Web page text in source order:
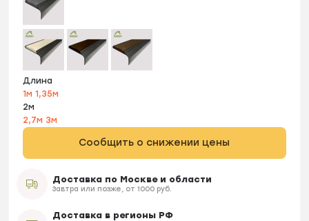
Длина
1м1,35м
2м
2,7м 3м
Сообщить о снижении цены
Доставка по Москве и области
Завтра или позже, от 1000 руб.
Доставка в регионы РФ